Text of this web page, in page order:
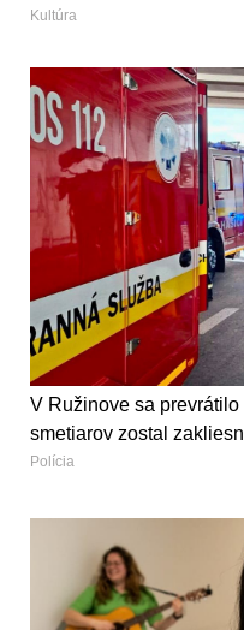
Kultúra
V Ružinove sa
smetiarov zostal
Polícia